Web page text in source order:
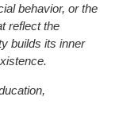
behavior, or the
reflect the
builds its inner